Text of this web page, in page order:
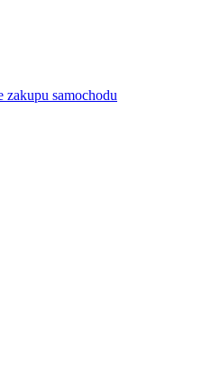
zakupu samochodu